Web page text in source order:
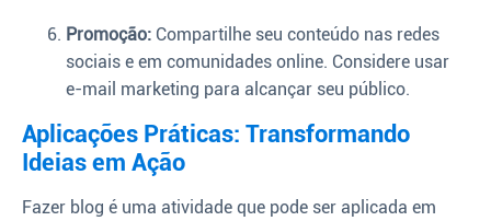
Promoção: Compartilhe seu conteúdo nas redes
sociais e em comunidades online. Considere usar
e-mail marketing para alcançar seu público.
Aplicações Práticas: Transformando
Ideias em Ação
Fazer blog é uma atividade que pode ser aplicada em